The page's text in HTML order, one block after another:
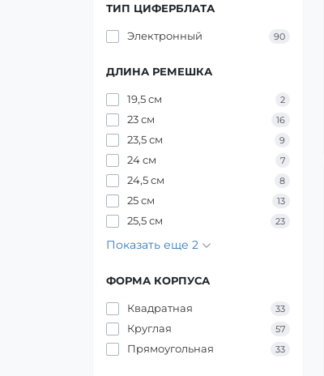
ТИП ЦИФЕРБЛАТА
Электронный 90
ДЛИНА РЕМЕШКА
19,5 см 2
23 см 16
23,5 см 9
24 см 7
24,5 см 8
25 см 13
25,5 см 23
Показать еще 2
ФОРМА КОРПУСА
Квадратная 33
Круглая 57
Прямоугольная 33